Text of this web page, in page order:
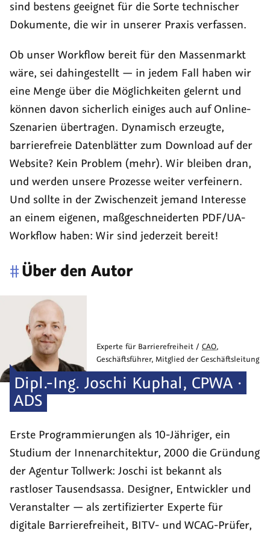
sind bestens geeignet für die Sorte technischer
Dokumente, die wir in unserer Praxis verfassen.
Ob unser Workflow bereit für den Massenmarkt
wäre, sei dahingestellt — in jedem Fall haben wir
eine Menge über die Möglichkeiten gelernt und
können davon sicherlich einiges auch auf Online-
Szenarien übertragen. Dynamisch erzeugte,
barrierefreie Datenblätter zum Download auf der
Website? Kein Problem (mehr). Wir bleiben dran,
und werden unsere Prozesse weiter verfeinern.
Und sollte in der Zwischenzeit jemand Interesse
an einem eigenen, maßgeschneiderten PDF/UA-
Workflow haben: Wir sind jederzeit bereit!
#Über den Autor
Dipl.-Ing. Joschi Kuphal, CPWA ·
ADS
Experte für Barrierefreiheit / CAO,
Geschäftsführer, Mitglied der Geschäftsleitung
Erste Programmierungen als 10-Jähriger, ein
Studium der Innen­architektur, 2000 die Grün­dung
der Agentur Tollwerk: Joschi ist bekannt als
rastloser Tausend­sassa. Designer, Entwickler und
Veranstalter — als zerti­fizierter Experte für
digitale Barriere­freiheit, BITV- und WCAG-Prüfer,